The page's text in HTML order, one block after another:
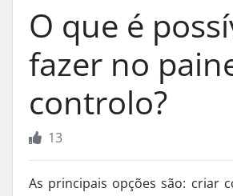
O que é
fazer no
controlo?
13
As principais opções são: criar